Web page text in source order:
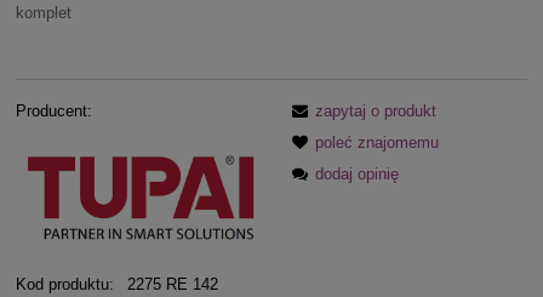
komplet
Producent:
Kod produktu: 2275 RE 142
zapytaj o produkt
poleć znajomemu
dodaj opinię